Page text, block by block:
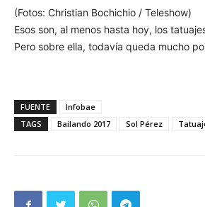
(Fotos: Christian Bochichio / Teleshow)
Esos son, al menos hasta hoy, los
Pero sobre ella, todavía queda mucho
FUENTE
Infobae
TAGS
Bailando 2017 Sol Pérez